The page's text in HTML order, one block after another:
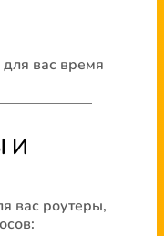
вас время
И
вас роутеры,